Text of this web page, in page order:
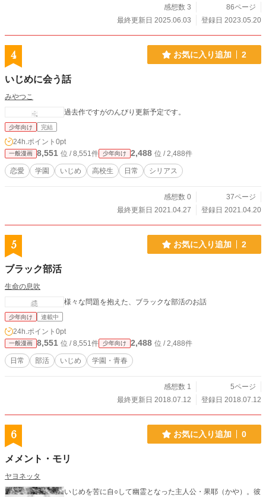
感想数 3
86ページ
最終更新日 2025.06.03
登録日 2023.05.20
4 お気に入り追加 2
いじめに会う話
みやつこ
過去作ですがのんびり更新予定です。
少年向け 完結
24h.ポイント 0pt
一般漫画 8,551 位 / 8,551件 少年向け 2,488 位 / 2,488件
恋愛 学園 いじめ 高校生 日常 シリアス
感想数 0
37ページ
最終更新日 2021.04.27
登録日 2021.04.20
5 お気に入り追加 2
ブラック部活
生命の息吹
様々な問題を抱えた、ブラックな部活のお話
少年向け 連載中
24h.ポイント 0pt
一般漫画 8,551 位 / 8,551件 少年向け 2,488 位 / 2,488件
日常 部活 いじめ 学園・青春
感想数 1
5ページ
最終更新日 2018.07.12
登録日 2018.07.12
6 お気に入り追加 0
メメント・モリ
ヤヨネッタ
いじめを苦に自○して幽霊となった主人公・果耶（かや）。彼